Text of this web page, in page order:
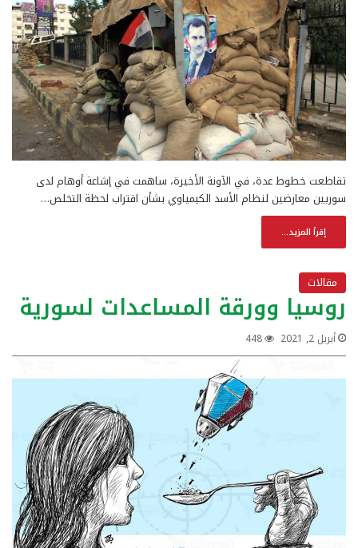
تقاطعت خطوط عدة، في الآونة الأخيرة، ساهمت في إشاعة أوهام لدى
سوريين معارضين لنظام الأسد الكيمياوي بشأن اقتراب لحظة التخلص…
إقرأ المزيد...
مقالات
روسيا وورقة المساعدات لسورية
أبريل 2, 2021 448